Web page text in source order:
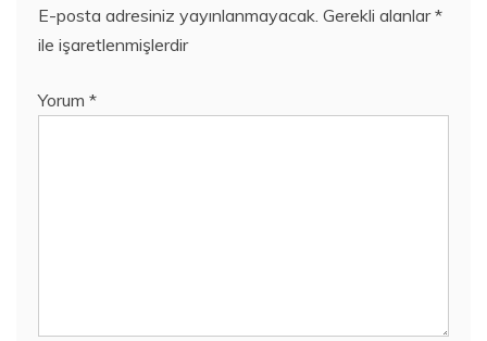
E-posta adresiniz yayınlanmayacak. Gerekli alanlar*
ile işaretlenmişlerdir
Yorum *